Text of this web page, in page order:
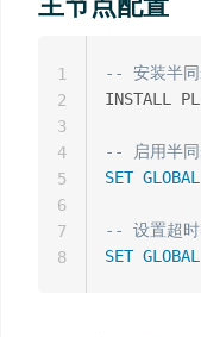
-- 安装半同
INSTALL
-- 启用半同
SET GLOBAL
-- 设置超时
SET GLOBAL
1
2
3
4
5
6
7
8